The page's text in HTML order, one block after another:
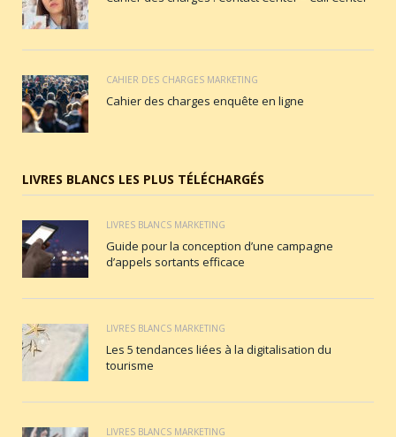
CAHIER DES CHARGES MARKETING
Cahier des charges enquête en ligne
LIVRES BLANCS LES PLUS TÉLÉCHARGÉS
LIVRES BLANCS MARKETING
Guide pour la conception d’une campagne
d’appels sortants efficace
LIVRES BLANCS MARKETING
Les 5 tendances liées à la digitalisation du
tourisme
LIVRES BLANCS MARKETING